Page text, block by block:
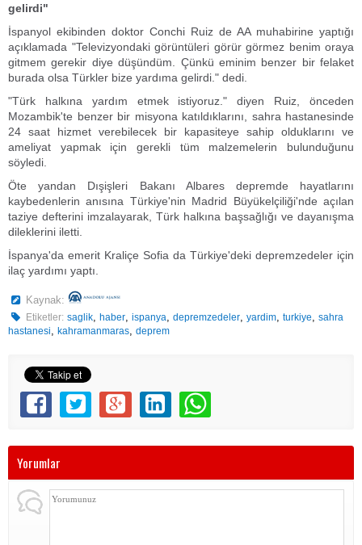
gelirdi"
İspanyol ekibinden doktor Conchi Ruiz de AA muhabirine yaptığı
açıklamada "Televizyondaki görüntüleri görür görmez benim oraya
gitmem gerekir diye düşündüm. Çünkü eminim benzer bir felaket
burada olsa Türkler bize yardıma gelirdi." dedi.
"Türk halkına yardım etmek istiyoruz." diyen Ruiz, önceden
Mozambik'te benzer bir misyona katıldıklarını, sahra hastanesinde
24 saat hizmet verebilecek bir kapasiteye sahip olduklarını ve
ameliyat yapmak için gerekli tüm malzemelerin bulunduğunu
söyledi.
Öte yandan Dışişleri Bakanı Albares depremde hayatlarını
kaybedenlerin anısına Türkiye'nin Madrid Büyükelçiliği'nde açılan
taziye defterini imzalayarak, Türk halkına başsağlığı ve dayanışma
dileklerini iletti.
İspanya'da emerit Kraliçe Sofia da Türkiye'deki depremzedeler için
ilaç yardımı yaptı.
Kaynak:
Etiketler: saglik,haber,ispanya,depremzedeler,yardim,turkiye,sahra
hastanesi, kahramanmaras, deprem
Yorumlar